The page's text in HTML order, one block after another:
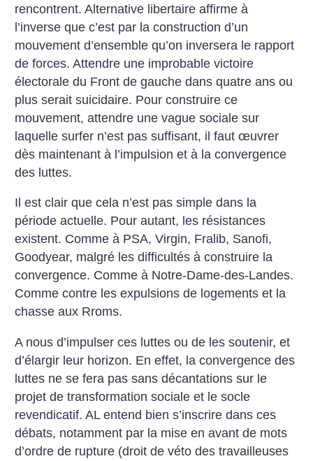
rencontrent. Alternative libertaire affirme à
l’inverse que c’est par la construction d’un
mouvement d’ensemble qu’on inversera le rapport
de forces. Attendre une improbable victoire
électorale du Front de gauche dans quatre ans ou
plus serait suicidaire. Pour construire ce
mouvement, attendre une vague sociale sur
laquelle surfer n’est pas suffisant, il faut œuvrer
dès maintenant à l’impulsion et à la convergence
des luttes.
Il est clair que cela n’est pas simple dans la
période actuelle. Pour autant, les résistances
existent. Comme à PSA, Virgin, Fralib, Sanofi,
Goodyear, malgré les difficultés à construire la
convergence. Comme à Notre-Dame-des-Landes.
Comme contre les expulsions de logements et la
chasse aux Rroms.
A nous d’impulser ces luttes ou de les soutenir, et
d’élargir leur horizon. En effet, la convergence des
luttes ne se fera pas sans décantations sur le
projet de transformation sociale et le socle
revendicatif. AL entend bien s’inscrire dans ces
débats, notamment par la mise en avant de mots
d’ordre de rupture (droit de véto des travailleuses